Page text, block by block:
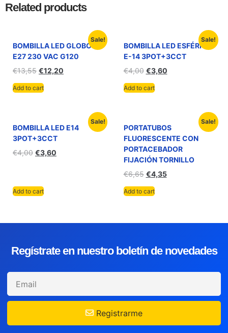
Related products
Sale!
BOMBILLA LED GLOBO
E27 230 VAC G120
€13,55 €12,20
Add to cart
Sale!
BOMBILLA LED ESFÉRICA
E-14 3POT+3CCT
€4,00 €3,60
Add to cart
Sale!
BOMBILLA LED E14
3POT+3CCT
€4,00 €3,60
Add to cart
Sale!
PORTATUBOS
FLUORESCENTE CON
PORTACEBADOR
FIJACIÓN TORNILLO
€6,65 €4,35
Add to cart
Regístrate en nuestro boletín de novedades
Registrarme